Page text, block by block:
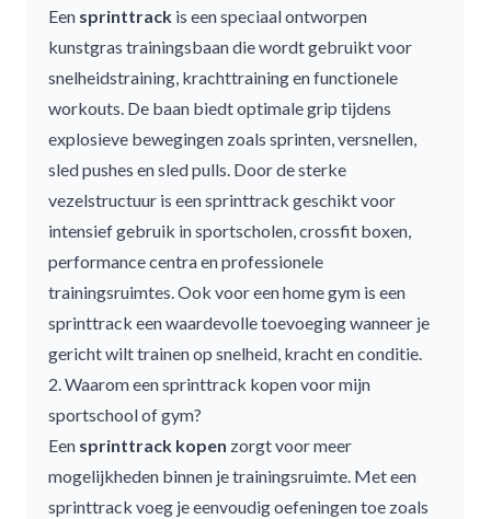
Een sprinttrack is een speciaal ontworpen
kunstgras trainingsbaan die wordt gebruikt voor
snelheidstraining, krachttraining en functionele
workouts. De baan biedt optimale grip tijdens
explosieve bewegingen zoals sprinten, versnellen,
sled pushes ensled pulls. Door de sterke
vezelstructuur is een sprinttrack geschikt voor
intensief gebruik in sportscholen, crossfit boxen,
performance centra en professionele
trainingsruimtes. Ook voor een home gym is een
sprinttrack een waardevolle toevoeging wanneer je
gericht wilt trainen op snelheid, kracht en conditie.
2. Waarom een sprinttrack kopen voor mijn
sportschool of gym?
Een sprinttrack kopen zorgt voor meer
mogelijkheden binnen je trainingsruimte. Met een
sprinttrack voeg je eenvoudig oefeningen toe zoals